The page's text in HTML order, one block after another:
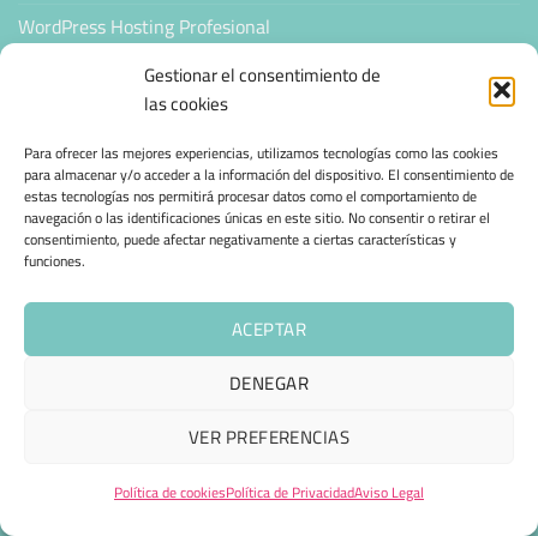
Gestionar el consentimiento de
las cookies
Para ofrecer las mejores experiencias, utilizamos tecnologías como las cookies
para almacenar y/o acceder a la información del dispositivo. El consentimiento de
estas tecnologías nos permitirá procesar datos como el comportamiento de
navegación o las identificaciones únicas en este sitio. No consentir o retirar el
consentimiento, puede afectar negativamente a ciertas características y
funciones.
ACEPTAR
DENEGAR
VER PREFERENCIAS
Política de cookiesPolítica de PrivacidadAviso Legal
WordPress Hosting Profesional
WooCommerce Hosting Profesional
Correo transaccional WordPress
Panel de Gestión Hosting IA
Acelera tu Web
Mantenimiento Web WordPress
Tienda Online Automatizada
SEGURIDAD E INFRAESTRUCTURA & CLOUD